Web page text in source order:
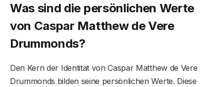
Was sind die persönlichen Werte
von Caspar Matthew de Vere
Drummonds?
Den Kern der Identität von Caspar Matthew de Vere
Drummonds bilden seine persönlichen Werte. Diese